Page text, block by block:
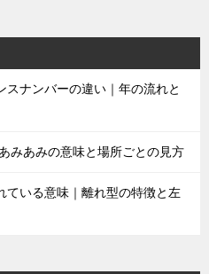
ナンバーの違い｜年の流れと
みあみの意味と場所ごとの見方
ている意味｜離れ型の特徴と左